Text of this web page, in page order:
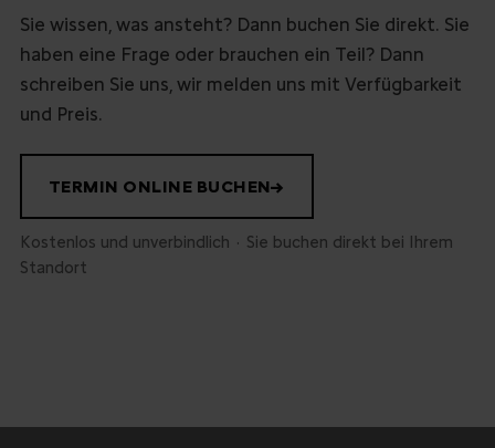
Sie wissen, was ansteht? Dann buchen Sie direkt. Sie
haben eine Frage oder brauchen ein Teil? Dann
schreiben Sie uns, wir melden uns mit Verfügbarkeit
und Preis.
TERMIN ONLINE BUCHEN→
Kostenlos und unverbindlich · Sie buchen direkt bei Ihrem
Standort